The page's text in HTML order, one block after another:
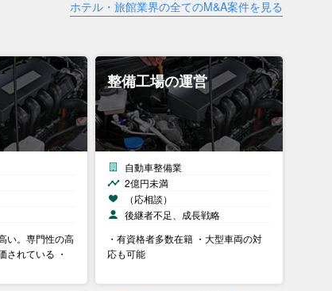
ホテル・旅館業界の全てのM&A案件を見る
い。専門性の高
されている ・
整備工場の運営
自動車整備業
2億円未満
（応相談）
後継者不足、成長戦略
・有資格者多数在籍 ・大型車両の対
応も可能